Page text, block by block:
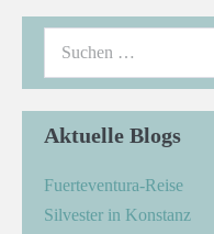
Aktuelle Blogs
Fuerteventura-Reise
Silvester in Konstanz